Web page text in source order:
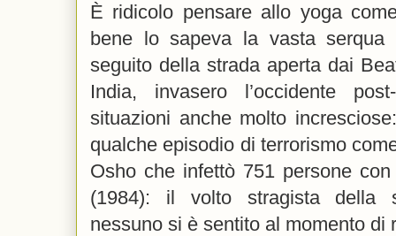
È ridicolo pensare allo yoga
bene lo sapeva la vasta
seguito della strada aperta dai
India, invasero l’occidente
situazioni anche molto
qualche episodio di terrorismo
Osho che infettò 751 persone
(1984): il volto stragista della
nessuno si è sentito al momento di